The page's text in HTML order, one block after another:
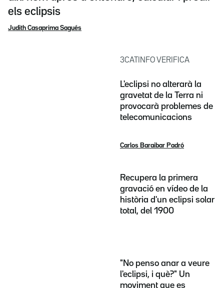
els eclipsis
Judith Casaprima Sagués
3CATINFO VERIFICA
L'eclipsi no alterarà la
gravetat de la Terra ni
provocarà problemes de
telecomunicacions
Carlos Baraibar Padró
Recupera la primera
gravació en vídeo de la
història d'un eclipsi solar
total, del 1900
"No penso anar a veure
l'eclipsi, i què?" Un
moviment que es